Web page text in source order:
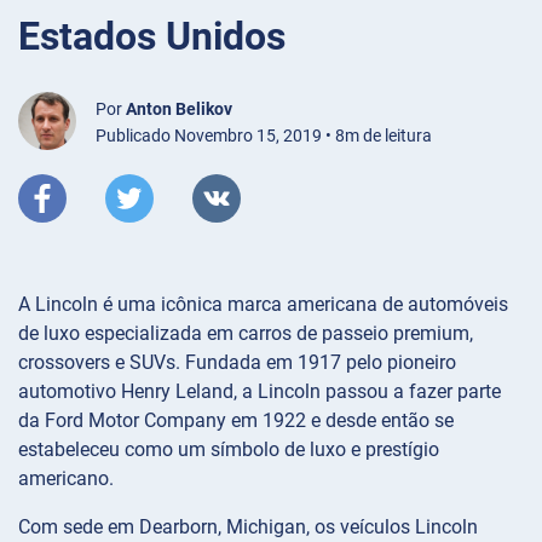
Estados Unidos
PorAnton Belikov
Publicado Novembro 15, 2019 • 8m de leitura
A Lincoln é uma icônica marca americana de automóveis
de luxo especializada em carros de passeio premium,
crossovers e SUVs. Fundada em 1917 pelo pioneiro
automotivo Henry Leland, a Lincoln passou a fazer parte
da Ford Motor Company em 1922 e desde então se
estabeleceu como um símbolo de luxo e prestígio
americano.
Com sede em Dearborn, Michigan, os veículos Lincoln